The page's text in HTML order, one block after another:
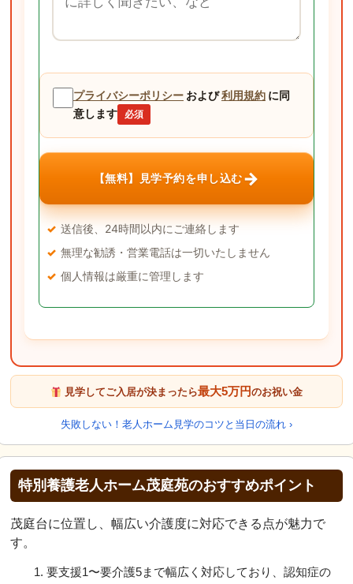
プライバシーポリシー および利用規約 に同
意します
必須
【無料】見学予約を申し込む→
送信後、24時間以内にご連絡します
無理な勧誘・営業電話は一切いたしません
個人情報は厳重に管理します
見学してご入居が決まったら最大5万円のお祝い金
失敗しない！老人ホーム見学のコツと当日の流れ ›
特別養護老人ホーム茂庭苑のおすすめポイント
茂庭台に位置し、幅広い介護度に対応できる点が魅力で
す。
要支援1〜要介護5まで幅広く対応しており、認知症の